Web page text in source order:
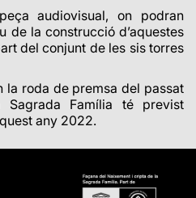
audiovisual, on podran
de la construcció d’aquestes
del conjunt de les sis torres
la roda de premsa del passat
Família té previst
any 2022.